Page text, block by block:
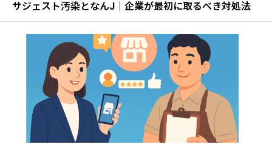
サジェスト汚染となんJ｜企業が最初に取るべき対処法